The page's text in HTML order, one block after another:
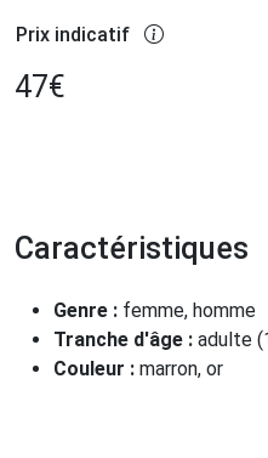
Prix indicatif
47€
Caractéristiques
Genre : femme, homme
Tranche d'âge : adulte
Couleur : marron, or